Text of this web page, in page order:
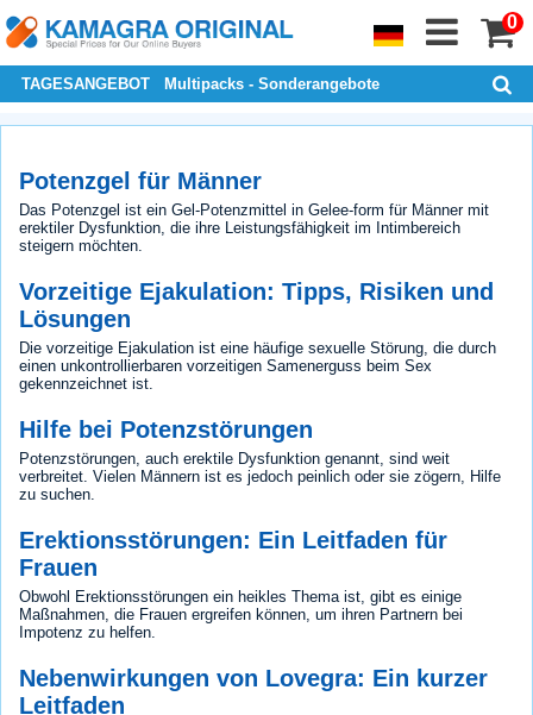
0
TAGESANGEBOT Multipacks - Sonderangebote
Potenzgel für Männer
Das Potenzgel ist ein Gel-Potenzmittel in Gelee-form für Männer mit
erektiler Dysfunktion, die ihre Leistungsfähigkeit im Intimbereich
steigern möchten.
Vorzeitige Ejakulation: Tipps, Risiken und
Lösungen
Die vorzeitige Ejakulation ist eine häufige sexuelle Störung, die durch
einen unkontrollierbaren vorzeitigen Samenerguss beim Sex
gekennzeichnet ist.
Hilfe bei Potenzstörungen
Potenzstörungen, auch erektile Dysfunktion genannt, sind weit
verbreitet. Vielen Männern ist es jedoch peinlich oder sie zögern, Hilfe
zu suchen.
Erektionsstörungen: Ein Leitfaden für
Frauen
Obwohl Erektionsstörungen ein heikles Thema ist, gibt es einige
Maßnahmen, die Frauen ergreifen können, um ihren Partnern bei
Impotenz zu helfen.
Nebenwirkungen von Lovegra: Ein kurzer
Leitfaden